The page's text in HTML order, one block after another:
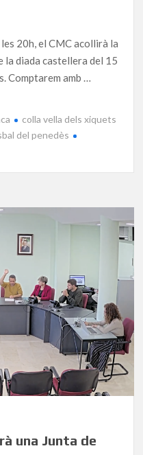
20h, el CMC acollirà la
la diada castellera del 15
Comptarem amb …
colla vella dels xiquets
del penedès
una Junta de